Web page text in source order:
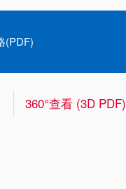
(PDF)
360°查看 (3D PDF)